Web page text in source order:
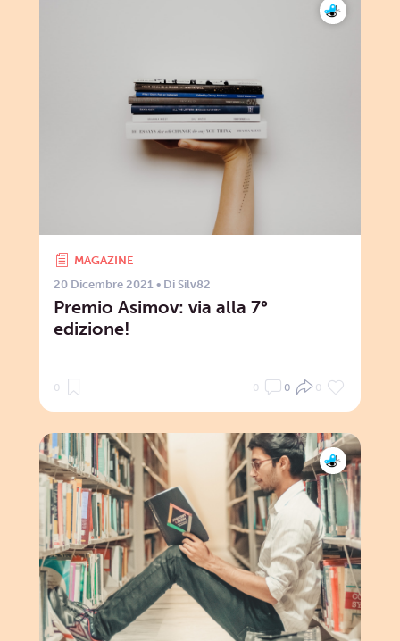
MAGAZINE
20 Dicembre 2021 • Di Silv82
Premio Asimov: via alla 7°
edizione!
0 0 0 0